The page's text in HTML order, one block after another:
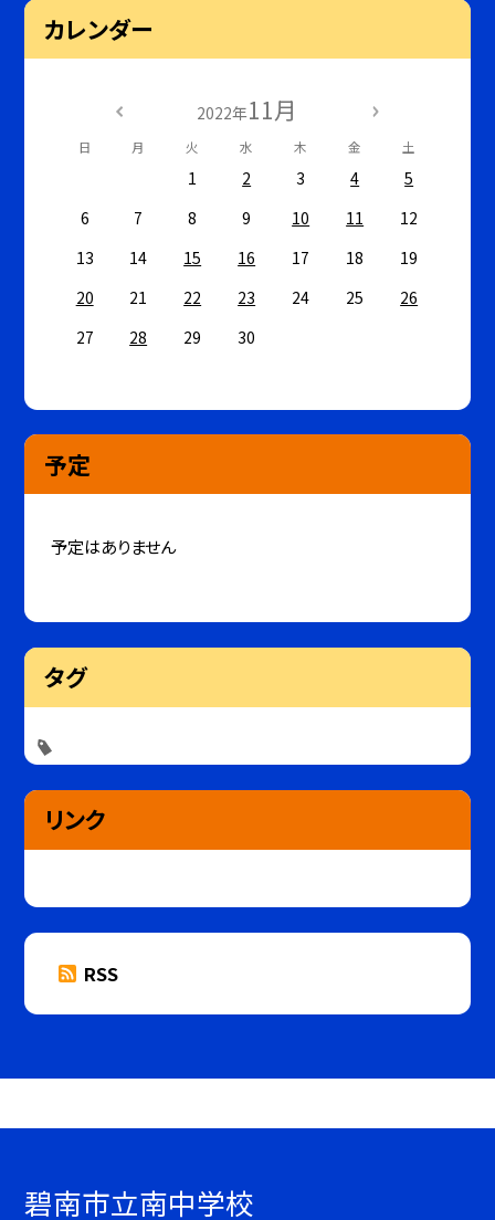
カレンダー
2022年11月
日 月 火 水 木 金 土
1 2 3 4
5
6
7 8 9 10 11
12
13
14 15 16 17 18
19
20
21 22 23 24 25
26
27
28 29 30
予定
予定はありません
タグ
リンク
RSS
碧南市立南中学校